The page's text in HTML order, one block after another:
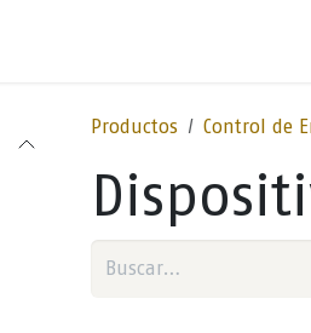
Productos Control de